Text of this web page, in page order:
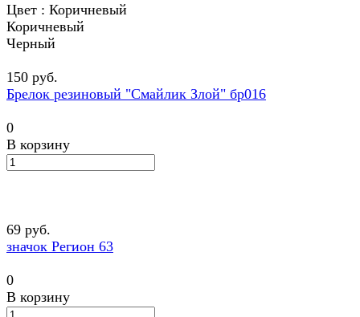
Цвет : Коричневый
Коричневый
Черный
150 руб.
Брелок резиновый "Смайлик Злой" бр016
0
В корзину
69 руб.
значок Регион 63
0
В корзину